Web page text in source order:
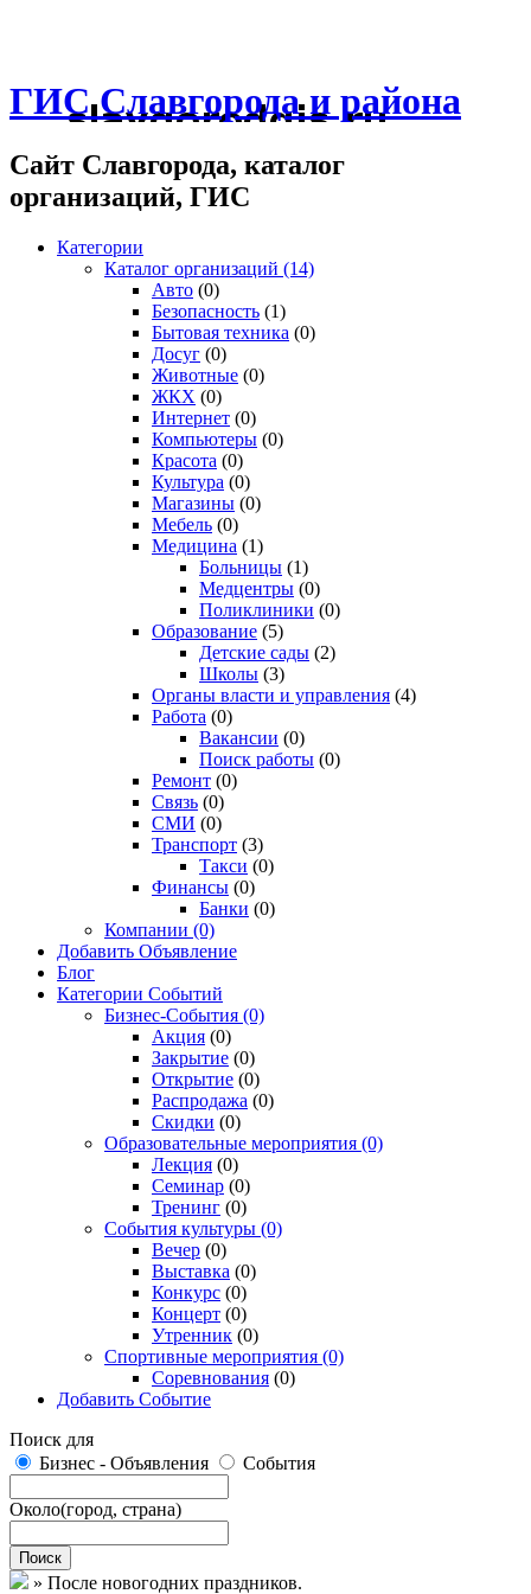
ГИС Славгорода и района
Сайт Славгорода, каталог
организаций, ГИС
Категории
Каталог организаций (14)
Авто (0)
Безопасность (1)
Бытовая техника (0)
Досуг (0)
Животные (0)
ЖКХ (0)
Интернет (0)
Компьютеры (0)
Красота (0)
Культура (0)
Магазины (0)
Мебель (0)
Медицина (1)
Больницы (1)
Медцентры (0)
Поликлиники (0)
Образование (5)
Детские сады (2)
Школы (3)
Органы власти и управления (4)
Работа (0)
Вакансии (0)
Поиск работы (0)
Ремонт (0)
Связь (0)
СМИ (0)
Транспорт (3)
Такси (0)
Финансы (0)
Банки (0)
Компании (0)
Добавить Объявление
Блог
Категории Событий
Бизнес-События (0)
Акция (0)
Закрытие (0)
Открытие (0)
Распродажа (0)
Скидки (0)
Образовательные мероприятия (0)
Лекция (0)
Семинар (0)
Тренинг (0)
События культуры (0)
Вечер (0)
Выставка (0)
Конкурс (0)
Концерт (0)
Утренник (0)
Спортивные мероприятия (0)
Соревнования (0)
Добавить Событие
Поиск для
Бизнес - Объявления
События
Около(город, страна)
Поиск
» После новогодних праздников.